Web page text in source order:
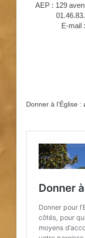
AEP : 129
E-mail
Donner à l’Église :